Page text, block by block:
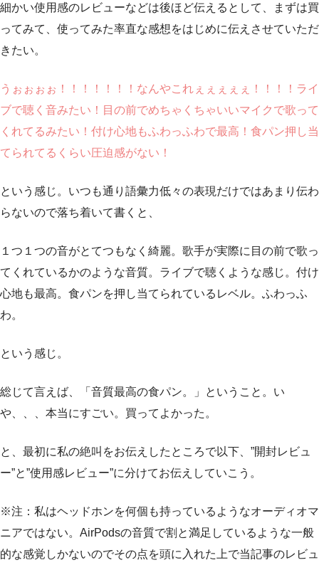
細かい使用感のレビューなどは後ほど伝えるとして、まずは買
ってみて、使ってみた率直な感想をはじめに伝えさせていただ
きたい。
うぉぉぉぉ！！！！！！！なんやこれぇぇぇぇぇ！！！！ライ
ブで聴く音みたい！目の前でめちゃくちゃいいマイクで歌って
くれてるみたい！付け心地もふわっふわで最高！食パン押し当
てられてるくらい圧迫感がない！
という感じ。いつも通り語彙力低々の表現だけではあまり伝わ
らないので落ち着いて書くと、
１つ１つの音がとてつもなく綺麗。歌手が実際に目の前で歌っ
てくれているかのような音質。ライブで聴くような感じ。付け
心地も最高。食パンを押し当てられているレベル。ふわっふ
わ。
という感じ。
総じて言えば、「音質最高の食パン。」ということ。い
や、、、本当にすごい。買ってよかった。
と、最初に私の絶叫をお伝えしたところで以下、”開封レビュ
ー”と”使用感レビュー”に分けてお伝えしていこう。
※注：私はヘッドホンを何個も持っているようなオーディオマ
ニアではない。AirPodsの音質で割と満足しているような一般
的な感覚しかないのでその点を頭に入れた上で当記事のレビュ